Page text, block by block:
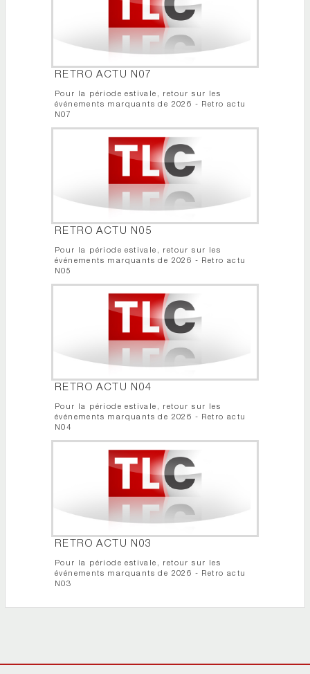
RETRO ACTU N07
Pour la période estivale, retour sur les
événements marquants de 2026 - Retro actu
N07
RETRO ACTU N05
Pour la période estivale, retour sur les
événements marquants de 2026 - Retro actu
N05
RETRO ACTU N04
Pour la période estivale, retour sur les
événements marquants de 2026 - Retro actu
N04
RETRO ACTU N03
Pour la période estivale, retour sur les
événements marquants de 2026 - Retro actu
N03